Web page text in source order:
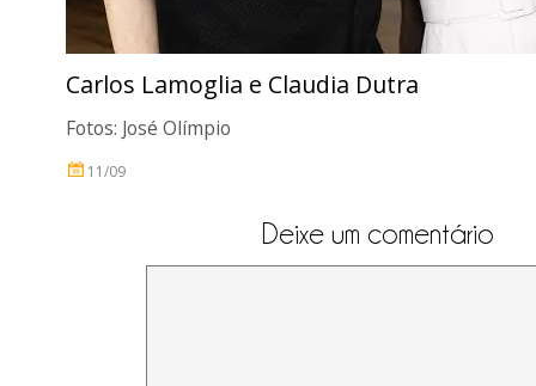
Carlos Lamoglia e Claudia Dutra
Fotos: José Olímpio
11/09
Deixe um comentário